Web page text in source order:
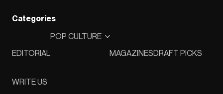
Categories
EDITORIAL
POP CULTURE
MAGAZINESDRAFT PICKS
WRITE US